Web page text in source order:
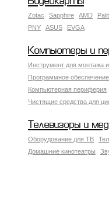
Zotac Sapphire AMD Palit
PNY
ASUS EVGA
Компьютеры и
Инструмент для монтажа
Программное обеспечение
Компьютерная периферия
Чистящие средства для
Телевизоры и
Оборудование для ТВ
Домашние кинотеатры